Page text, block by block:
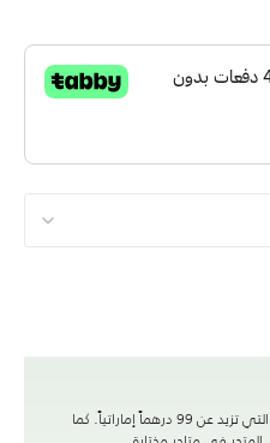
استمتع بتوصيل مجاني للطلبات التي تزيد عن 99 درهماً إماراتياً. كما